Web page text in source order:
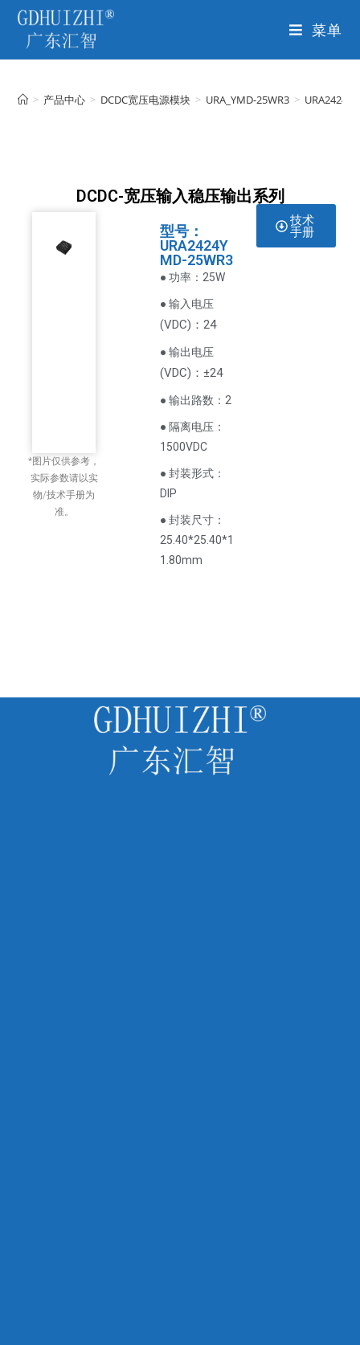
菜单
> 产品中心 > DCDC宽压电源模块 > URA_YMD-25WR3 >
DCDC-宽压输入稳压输出系列
*图片仅供参考，
实际参数请以实
物/技术手册为
准。
型号：
URA2424Y
MD-25WR3
● 功率：25W
● 输入电压
(VDC)：24
● 输出电压
(VDC) ：±24
● 输出路数：2
● 隔离电压：
1500VDC
● 封装形式：
DIP
● 封装尺寸：
25.40*25.40*1
1.80mm
技术
手册